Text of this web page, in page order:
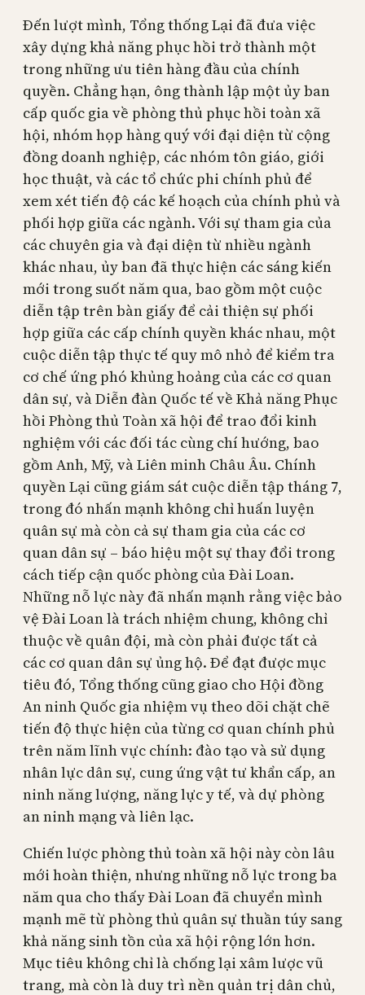
Đến lượt mình, Tổng thống Lại đã đưa việc
xây dựng khả năng phục hồi trở thành một
trong những ưu tiên hàng đầu của chính
quyền. Chẳng hạn, ông thành lập một ủy ban
cấp quốc gia về phòng thủ phục hồi toàn xã
hội, nhóm họp hàng quý với đại diện từ cộng
đồng doanh nghiệp, các nhóm tôn giáo, giới
học thuật, và các tổ chức phi chính phủ để
xem xét tiến độ các kế hoạch của chính phủ và
phối hợp giữa các ngành. Với sự tham gia của
các chuyên gia và đại diện từ nhiều ngành
khác nhau, ủy ban đã thực hiện các sáng kiến
mới trong suốt năm qua, bao gồm một cuộc
diễn tập trên bàn giấy để cải thiện sự phối
hợp giữa các cấp chính quyền khác nhau, một
cuộc diễn tập thực tế quy mô nhỏ để kiểm tra
cơ chế ứng phó khủng hoảng của các cơ quan
dân sự, và Diễn đàn Quốc tế về Khả năng Phục
hồi Phòng thủ Toàn xã hội để trao đổi kinh
nghiệm với các đối tác cùng chí hướng, bao
gồm Anh, Mỹ, và Liên minh Châu Âu. Chính
quyền Lại cũng giám sát cuộc diễn tập tháng 7,
trong đó nhấn mạnh không chỉ huấn luyện
quân sự mà còn cả sự tham gia của các cơ
quan dân sự – báo hiệu một sự thay đổi trong
cách tiếp cận quốc phòng của Đài Loan.
Những nỗ lực này đã nhấn mạnh rằng việc bảo
vệ Đài Loan là trách nhiệm chung, không chỉ
thuộc về quân đội, mà còn phải được tất cả
các cơ quan dân sự ủng hộ. Để đạt được mục
tiêu đó, Tổng thống cũng giao cho Hội đồng
An ninh Quốc gia nhiệm vụ theo dõi chặt chẽ
tiến độ thực hiện của từng cơ quan chính phủ
trên năm lĩnh vực chính: đào tạo và sử dụng
nhân lực dân sự, cung ứng vật tư khẩn cấp, an
ninh năng lượng, năng lực y tế, và dự phòng
an ninh mạng và liên lạc.
Chiến lược phòng thủ toàn xã hội này còn lâu
mới hoàn thiện, nhưng những nỗ lực trong ba
năm qua cho thấy Đài Loan đã chuyển mình
mạnh mẽ từ phòng thủ quân sự thuần túy sang
khả năng sinh tồn của xã hội rộng lớn hơn.
Mục tiêu không chỉ là chống lại xâm lược vũ
trang, mà còn là duy trì nền quản trị dân chủ,